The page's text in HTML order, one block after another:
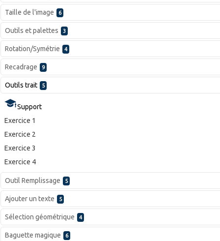
Taille de l'image 6
Outils et palettes 3
Rotation/Symétrie 4
Recadrage 9
Outils trait 5
Support
Exercice 1
Exercice 2
Exercice 3
Exercice 4
Outil Remplissage 5
Ajouter un texte 5
Sélection géométrique 4
Baguette magique 6